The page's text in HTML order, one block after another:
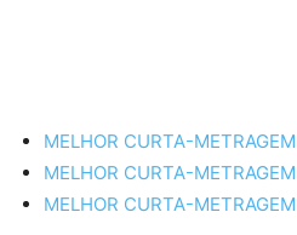
MELHOR CURTA-
MELHOR CURTA-
MELHOR CURTA-